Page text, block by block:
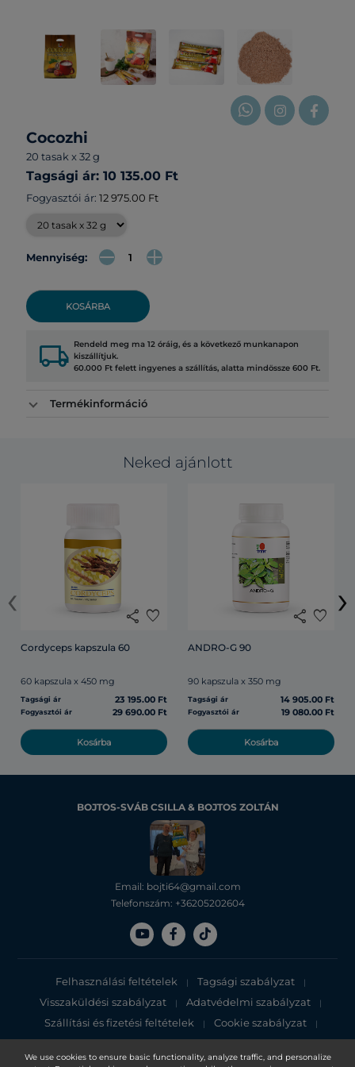
We use cookies to ensure basic functionality, analyze traffic, and personalize
Cocozhi
20 tasak x 32 g
Tagsági ár: 10 135.00 Ft
Fogyasztói ár: 12 975.00 Ft
Mennyiség:
KOSÁRBA
local_shipping Rendeld meg ma 12 óráig, és a következő munkanapon
kiszállítjuk.
60.000 Ft felett ingyenes a szállítás, alatta mindössze 600 Ft.
Termékinformáció
Neked ajánlott
share favorite
Cordyceps kapszula 60
60 kapszula x 450 mg
Tagsági ár 23 195.00 Ft
Fogyasztói ár 29 690.00 Ft
Kosárba
share favorite
ANDRO-G 90
90 kapszula x 350 mg
Tagsági ár 14 905.00 Ft
Fogyasztói ár 19 080.00 Ft
Kosárba
‹ ›
BOJTOS-SVÁB CSILLA & BOJTOS ZOLTÁN
Email: bojti64@gmail.com
Telefonszám: +36205202604
Felhasználási feltételek | Tagsági szabályzat |
Visszaküldési szabályzat | Adatvédelmi szabályzat |
Szállítási és fizetési feltételek | Cookie szabályzat |
Adatvédelmi tájékoztató